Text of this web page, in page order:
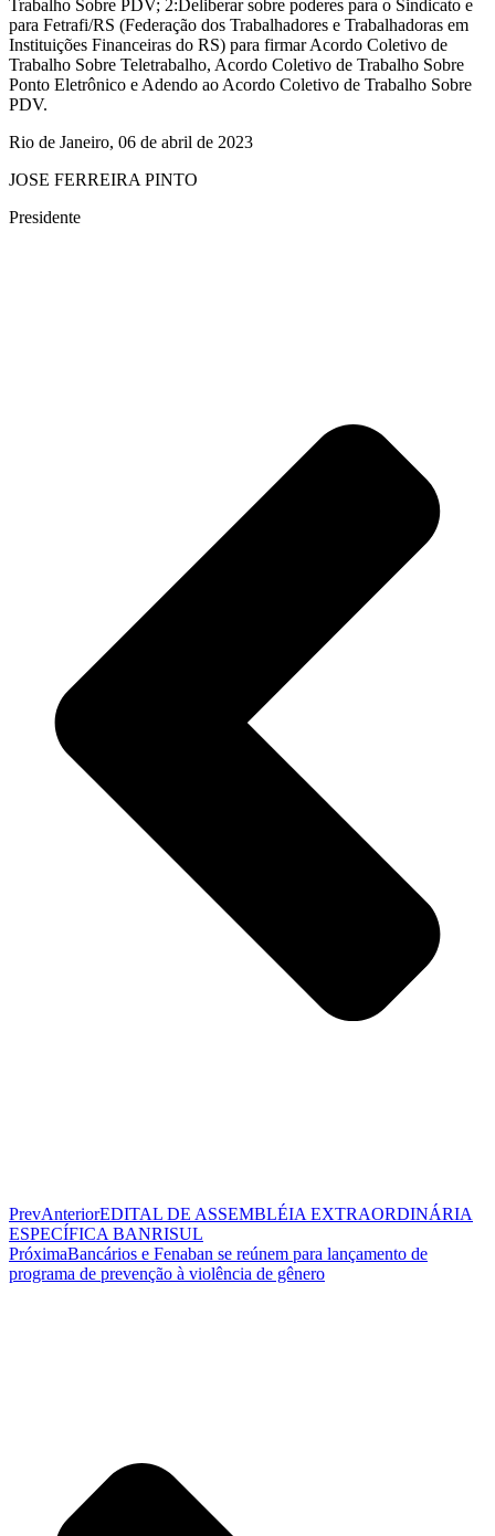
Trabalho Sobre PDV; 2:Deliberar sobre poderes para o Sindicato e
para Fetrafi/RS (Federação dos Trabalhadores e Trabalhadoras em
Instituições Financeiras do RS) para firmar Acordo Coletivo de
Trabalho Sobre Teletrabalho, Acordo Coletivo de Trabalho Sobre
Ponto Eletrônico e Adendo ao Acordo Coletivo de Trabalho Sobre
PDV.
Rio de Janeiro, 06 de abril de 2023
JOSE FERREIRA PINTO
Presidente
PrevAnteriorEDITAL DE ASSEMBLÉIA EXTRAORDINÁRIA
ESPECÍFICA BANRISUL
PróximaBancários e Fenaban se reúnem para lançamento de
programa de prevenção à violência de gênero